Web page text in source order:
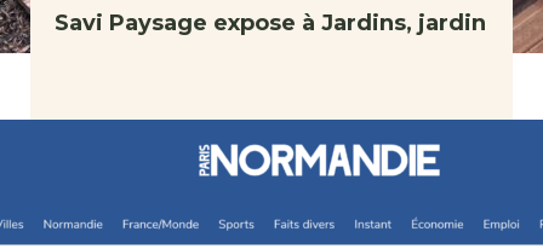
Savi Paysage expose à Jardins, jardin